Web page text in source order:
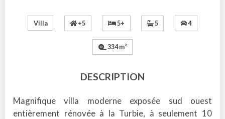
Villa +5 5+ 5 4
334 m²
DESCRIPTION
Magnifique villa moderne exposée sud ouest
entièrement rénovée à la Turbie, à seulement 10